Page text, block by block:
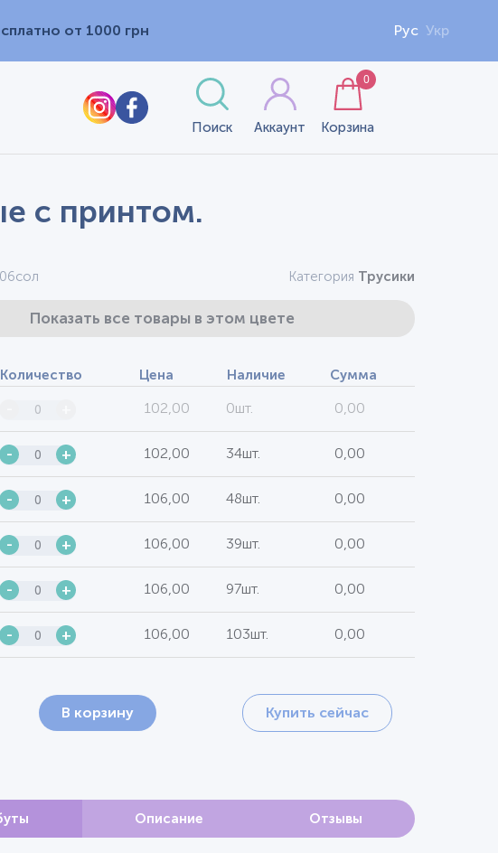
от 1000 грн Рус Укр
Поиск Аккаунт Корзина
0
с принтом.
Категория Трусики
Показать все товары в этом цвете
Количество Цена Наличие Сумма
102,00 0шт. 0,00
- + 102,00 34шт. 0,00
- + 106,00 48шт. 0,00
- + 106,00 39шт. 0,00
- + 106,00 97шт. 0,00
- + 106,00 103шт. 0,00
В корзину Купить сейчас
Описание Отзывы